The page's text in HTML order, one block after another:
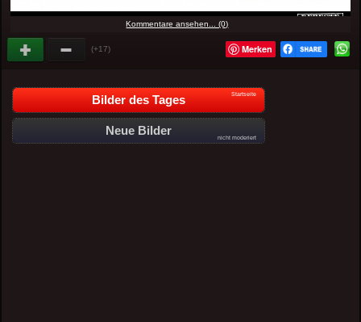
Kommentare ansehen... (0)
(+17) Merken
Bilder des Tages Startseite
Neue Bilder
nicht moderiert